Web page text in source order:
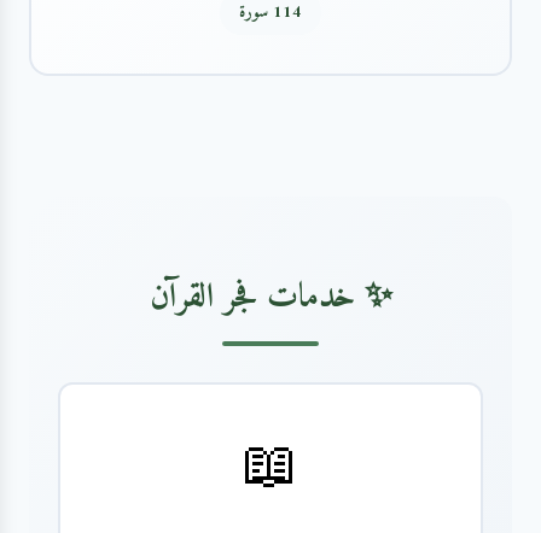
114 سورة
✨ خدمات فجر القرآن
📖